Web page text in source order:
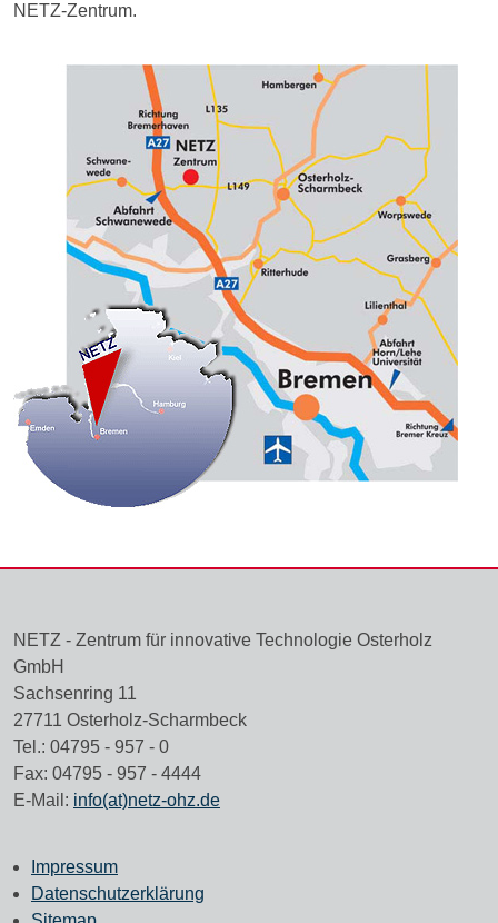
NETZ-Zentrum.
NETZ - Zentrum für innovative Technologie Osterholz
GmbH
Sachsenring 11
27711 Osterholz-Scharmbeck
Tel.: 04795 - 957 - 0
Fax: 04795 - 957 - 4444
E-Mail: info(at)netz-ohz.de
Impressum
Datenschutzerklärung